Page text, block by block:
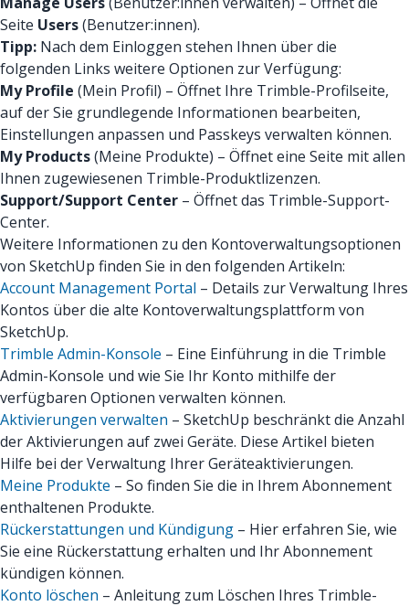
Seite Users(Benutzer:innen).
Tipp: Nach dem Einloggen stehen Ihnen über die
folgenden Links weitere Optionen zur Verfügung:
My Profile (Mein Profil) – Öffnet Ihre Trimble-Profilseite,
auf der Sie grundlegende Informationen bearbeiten,
Einstellungen anpassen und Passkeys verwalten können.
My Products(Meine Produkte) – Öffnet eine Seite mit allen
Ihnen zugewiesenen Trimble-Produktlizenzen.
Support/Support Center – Öffnet das Trimble-Support-
Center.
Weitere Informationen zu den Kontoverwaltungsoptionen
von SketchUp finden Sie in den folgenden Artikeln:
Account Management Portal – Details zur Verwaltung Ihres
Kontos über die alte Kontoverwaltungsplattform von
SketchUp.
Trimble Admin-Konsole – Eine Einführung in die Trimble
Admin-Konsole und wie Sie Ihr Konto mithilfe der
verfügbaren Optionen verwalten können.
Aktivierungen verwalten – SketchUp beschränkt die Anzahl
der Aktivierungen auf zwei Geräte. Diese Artikel bieten
Hilfe bei der Verwaltung Ihrer Geräteaktivierungen.
Meine Produkte – So finden Sie die in Ihrem Abonnement
enthaltenen Produkte.
Rückerstattungen und Kündigung – Hier erfahren Sie, wie
Sie eine Rückerstattung erhalten und Ihr Abonnement
kündigen können.
Konto löschen – Anleitung zum Löschen Ihres Trimble-